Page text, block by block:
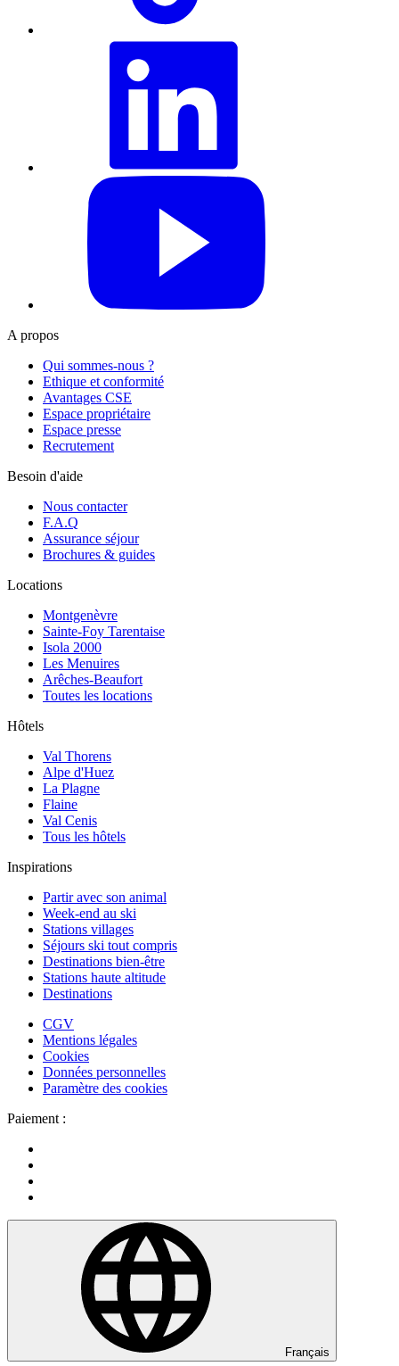
A propos
Qui sommes-nous ?
Ethique et conformité
Avantages CSE
Espace propriétaire
Espace presse
Recrutement
Besoin d'aide
Nous contacter
F.A.Q
Assurance séjour
Brochures & guides
Locations
Montgenèvre
Sainte-Foy Tarentaise
Isola 2000
Les Menuires
Arêches-Beaufort
Toutes les locations
Hôtels
Val Thorens
Alpe d'Huez
La Plagne
Flaine
Val Cenis
Tous les hôtels
Inspirations
Partir avec son animal
Week-end au ski
Stations villages
Séjours ski tout compris
Destinations bien-être
Stations haute altitude
Destinations
CGV
Mentions légales
Cookies
Données personnelles
Paramètre des cookies
Paiement :
Français